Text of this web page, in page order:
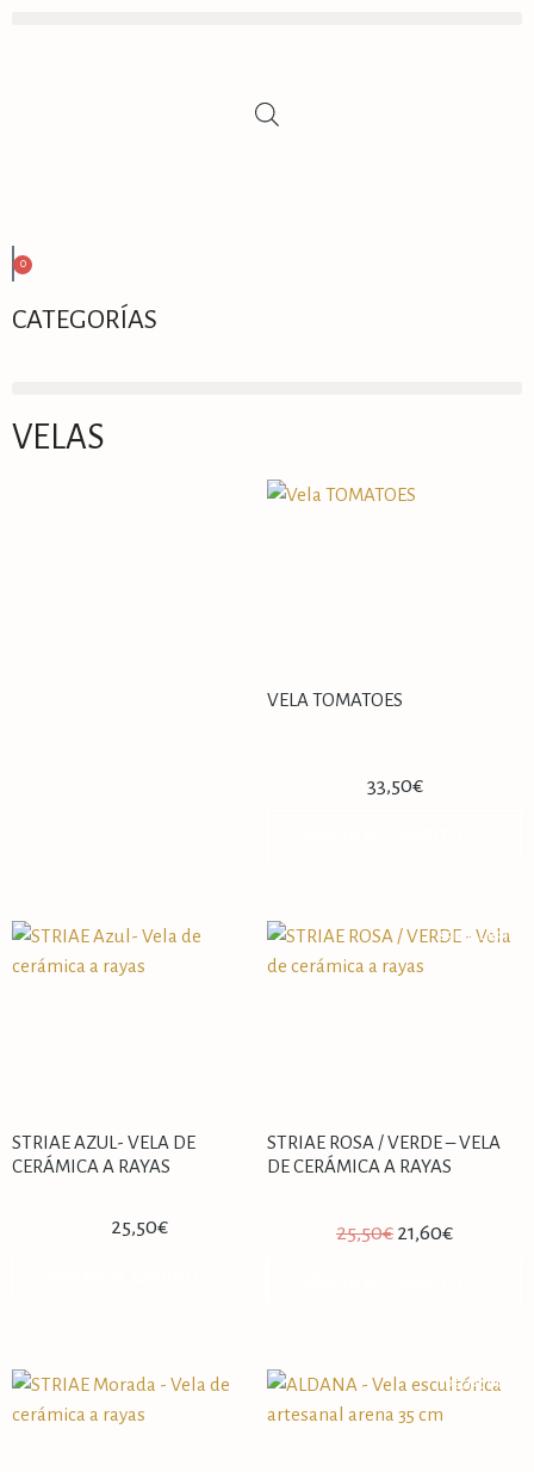
0
CATEGORÍAS
VELAS
VELA TOMATOES
33,50€
STRIAE AZUL- VELA DE
CERÁMICA A RAYAS
25,50€
SPECIAL PRICE
STRIAE ROSA / VERDE – VELA
DE CERÁMICA A RAYAS
25,50€ 21,60€
SPECIAL PRICE